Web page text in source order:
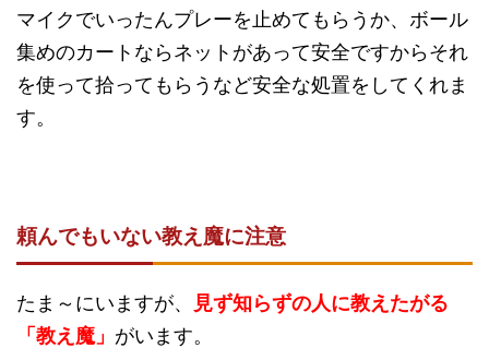
マイクでいったんプレーを止めてもらうか、ボール
集めのカートならネットがあって安全ですからそれ
を使って拾ってもらうなど安全な処置をしてくれま
す。
頼んでもいない教え魔に注意
たま～にいますが、
見ず知らずの人に教えたがる
「教え魔」 がいます。